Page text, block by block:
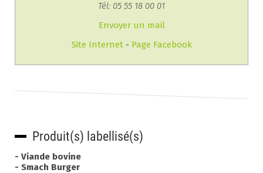
Tél: 05 55 18 00 01
Envoyer un mail
Site Internet- Page Facebook
Produit(s) labellisé(s)
- Viande bovine
- Smach Burger